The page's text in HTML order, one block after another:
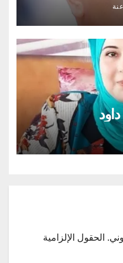
الحقول الإلزامية